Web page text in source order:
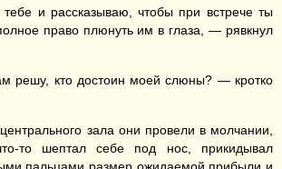
и рассказываю, чтобы при встрече ты
право плюнуть им в глаза, — рявкнул
решу, кто достоин моей слюны? — кротко
зала они провели в молчании,
то шептал себе под нос, прикидывал